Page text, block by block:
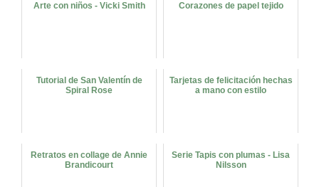
Arte con niños - Vicki Smith Corazones de papel tejido
Tutorial de San Valentín de
Spiral Rose
Tarjetas de felicitación hechas
a mano con estilo
Retratos en collage de Annie
Brandicourt
Serie Tapis con plumas - Lisa
Nilsson